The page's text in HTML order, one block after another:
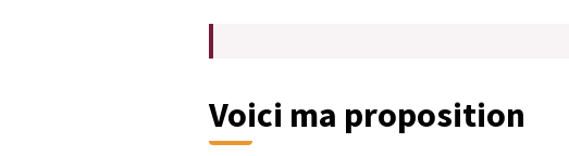
Voici ma proposition